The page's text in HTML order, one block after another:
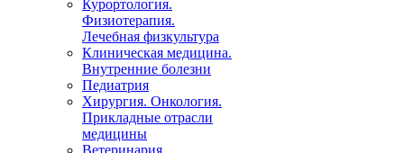
Курортология.
Физиотерапия.
Лечебная физкультура
Клиническая медицина.
Внутренние болезни
Педиатрия
Хирургия. Онкология.
Прикладные отрасли
медицины
Ветеринария